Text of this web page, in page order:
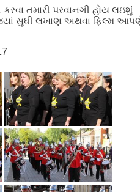
તમારી પરવાનગી હોય લઇશું
સુધી લખાણ અથવા ફિલ્મ